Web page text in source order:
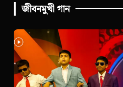
জীবনমুখী গান